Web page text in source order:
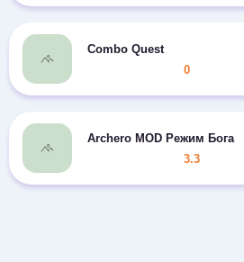
Combo Quest
0
Archero MOD Режим Бога
3.3